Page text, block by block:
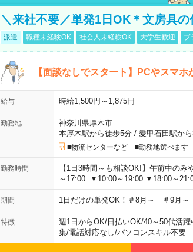
＼来社不要／単発1日OK＊文房具の
派遣 職種未経験OK 社会人未経験OK 大学生歓迎 ブ
【面談なしでスタート】PCやスマ
給与 時給1,500円～1,875円
勤務地
神奈川県厚木市
本厚木駅から徒歩5分/ 愛甲石田駅か
■物流センターなど ■勤務地選べます
勤務時間
【1日3時間～も相談OK!】午前中の
～17:00 ▼10:00～19:00 ▼18:00～
期間 1日だけの単発OK！＃8月～ ＃9月～
特徴 週1日からOK/日払いOK/40～50代活躍
集/電話対応なし/パソコンスキル不要